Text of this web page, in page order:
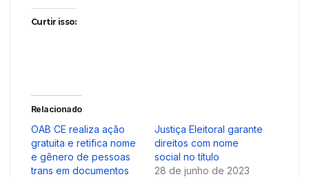
Curtir isso:
Relacionado
OAB CE realiza ação
gratuita e retifica nome
e gênero de pessoas
trans em documentos
Justiça Eleitoral garante
direitos com nome
social no título
28 de junho de 2023